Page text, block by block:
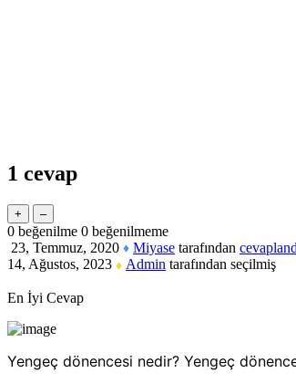
1 cevap
0 beğenilme 0 beğenilmeme
23, Temmuz, 2020 ♦ Miyase tarafından
14, Ağustos, 2023 ♦ Admin tarafından seçilmiş
En İyi Cevap
Yengeç dönencesi nedir? Yengeç